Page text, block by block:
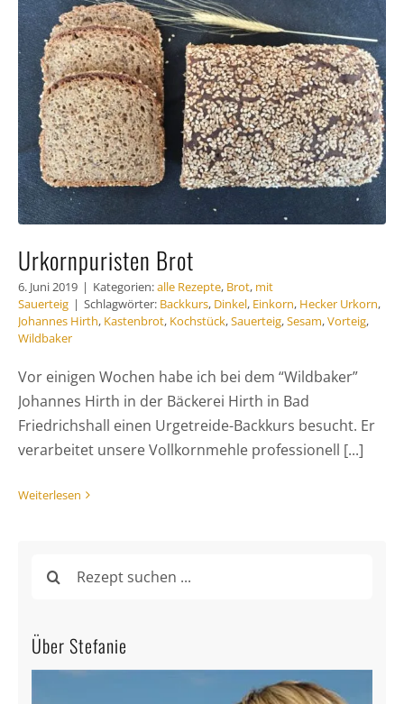
Urkornpuristen Brot
6. Juni 2019 | Kategorien:alle Rezepte, Brot, mit
Sauerteig | Schlagwörter: Backkurs, Dinkel, Einkorn, Hecker Urkorn,
Johannes Hirth, Kastenbrot, Kochstück,Sauerteig,Sesam,Vorteig,
Wildbaker
Vor einigen Wochen habe ich bei dem “Wildbaker”
Johannes Hirth in der Bäckerei Hirth in Bad
Friedrichshall einen Urgetreide-Backkurs besucht. Er
verarbeitet unsere Vollkornmehle professionell [...]
Weiterlesen
nach:
Über Stefanie